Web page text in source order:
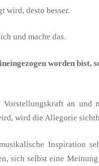
wird, desto besser.
und mache das.
worden bist,
an und
wird die Allegorie
Inspiration
sich selbst eine